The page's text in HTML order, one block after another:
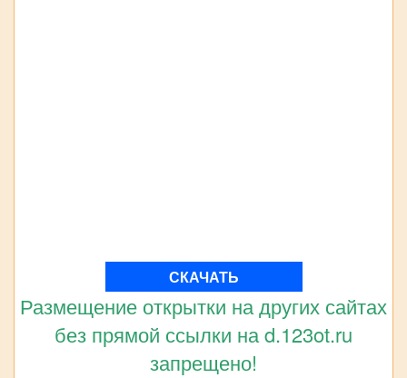
СКАЧАТЬ
Размещение открытки на других сайтах
без прямой ссылки на d.123ot.ru
запрещено!